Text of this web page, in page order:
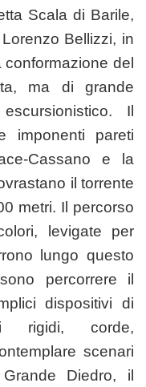
Scala di Barile,
Bellizzi, in
del
ma di grande
Il
imponenti pareti
Cassano e la
il torrente
metri. Il percorso
levigate per
lungo questo
percorrere il
dispositivi di
rigidi, corde,
scenari
Diedro, il